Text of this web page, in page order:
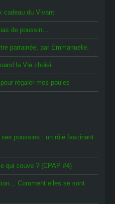
cadeau du Vivant
de poussin…
parrainée, par Emmanuelle.
la Vie choisi.
régaler mes poules
ses poussins : un rôle fascinant
qui couve ? (CPAP #4)
Comment elles se sont